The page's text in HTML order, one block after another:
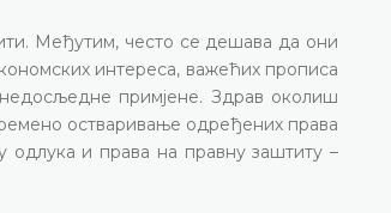
Међутим, често се дешава да они
интереса, важећих прописа
примјене. Здрав околиш
остваривање одређених права
и права на правну заштиту –